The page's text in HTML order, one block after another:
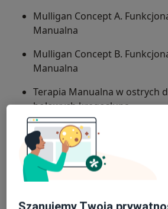
Mulligan Concept A.
Manualna
Mulligan Concept B.
Manualna
Terapia Manualna w ostrych
bolowych kręgosłupa
Terapie Manualne w bólach
Współczesne metody
miękkich
więcejO mnie
Zakres porad
Fizjoterapia sportowa
Rehabilitacja medyczna
Rehabilitacja pourazowa